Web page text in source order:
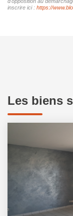
inscrire ici : https://
Les biens